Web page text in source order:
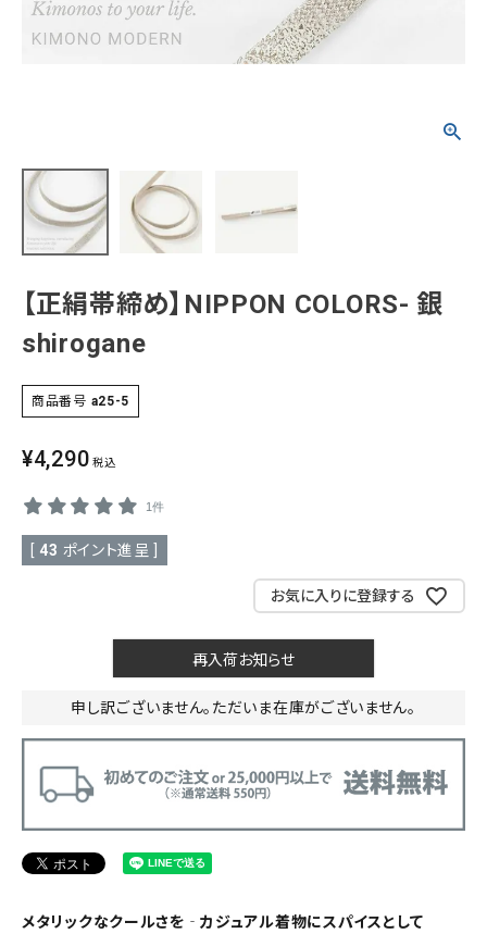
セール商品
正絹 木綿・麻 ポリエステル
価格から探す
20,000-30,000円 30,000円以上
色から探す
着物
羽織
新作・キャンペーン
SHOPPING GUIDE
【正絹帯締め】NIPPON COLORS- 銀
shirogane
商品番号 a25-5
¥4,290 税込
1件
43 ポイント進呈 ]
お気に入りに登録する
再入荷お知らせ
申し訳ございません。ただいま在庫がございません。
メタリックなクールさを‐カジュアル着物にスパイスとして